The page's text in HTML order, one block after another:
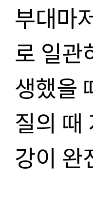
부대마
로 일관
생했을
질의 때
강이 완